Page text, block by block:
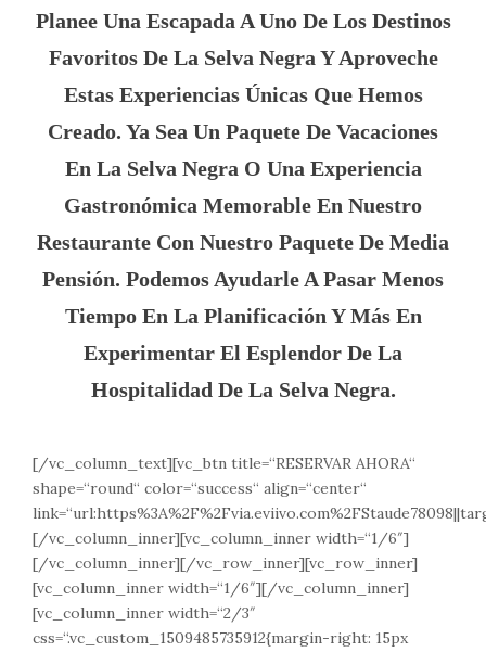
Planee Una Escapada A Uno De Los Destinos
Favoritos De La Selva Negra Y Aproveche
Estas Experiencias Únicas Que Hemos
Creado. Ya Sea Un Paquete De Vacaciones
En La Selva Negra O Una Experiencia
Gastronómica Memorable En Nuestro
Restaurante Con Nuestro Paquete De Media
Pensión. Podemos Ayudarle A Pasar Menos
Tiempo En La Planificación Y Más En
Experimentar El Esplendor De La
Hospitalidad De La Selva Negra.
[/vc_column_text][vc_btn title=“RESERVAR AHORA“
shape=“round“ color=“success“ align=“center“
[/vc_column_inner][vc_column_inner width=“1/6″]
[/vc_column_inner][/vc_row_inner][vc_row_inner]
[vc_column_inner width=“1/6″][/vc_column_inner]
[vc_column_inner width=“2/3″
css=“.vc_custom_1509485735912{margin-right: 15px